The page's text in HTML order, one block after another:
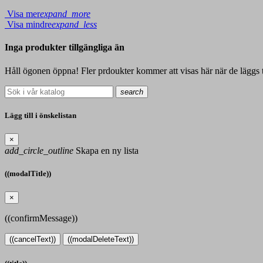
Visa merexpand_more
Visa mindreexpand_less
Inga produkter tillgängliga än
Håll ögonen öppna! Fler prdoukter kommer att visas här när de läggs
search
Lägg till i önskelistan
×
add_circle_outline Skapa en ny lista
((modalTitle))
×
((confirmMessage))
((cancelText)) ((modalDeleteText))